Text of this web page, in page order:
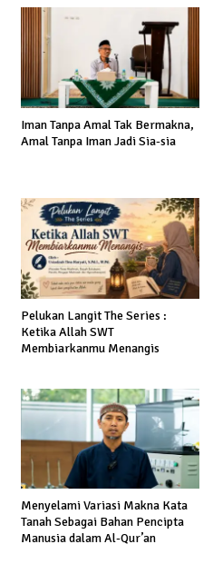
Iman Tanpa Amal Tak Bermakna,
Amal Tanpa Iman Jadi Sia-sia
Pelukan Langit The Series :
Ketika Allah SWT
Membiarkanmu Menangis
Menyelami Variasi Makna Kata
Tanah Sebagai Bahan Pencipta
Manusia dalam Al-Qur’an